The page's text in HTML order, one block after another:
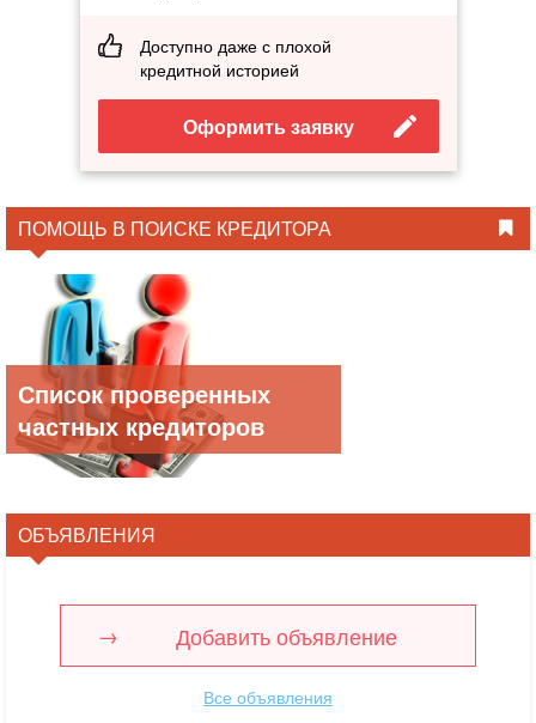
Доступно даже с плохой
кредитной историей
Оформить заявку
ПОМОЩЬ В ПОИСКЕ КРЕДИТОРА
Список проверенных
частных кредиторов
ОБЪЯВЛЕНИЯ
Добавить объявление
Все объявления